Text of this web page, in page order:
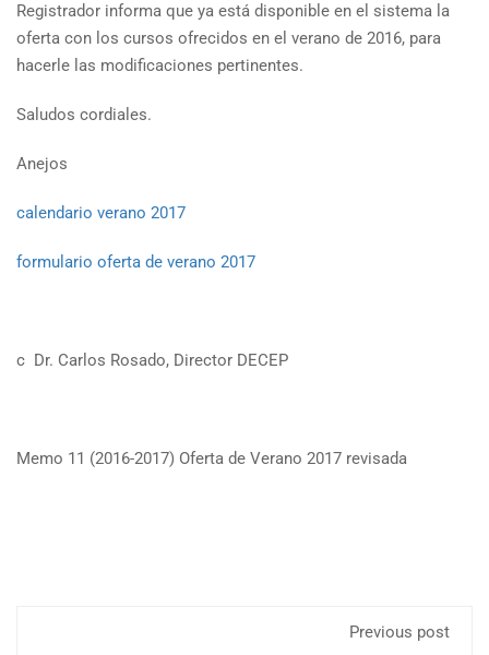
Registrador informa que ya está disponible en el sistema la
oferta con los cursos ofrecidos en el verano de 2016, para
hacerle las modificaciones pertinentes.
Saludos cordiales.
Anejos
calendario verano 2017
formulario oferta de verano 2017
c Dr. Carlos Rosado, Director DECEP
Memo 11 (2016-2017) Oferta de Verano 2017 revisada
Previous post